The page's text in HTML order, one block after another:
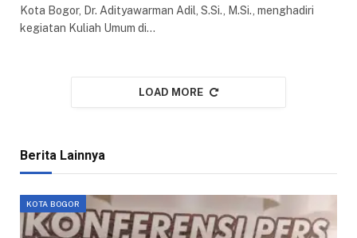
Kota Bogor, Dr. Adityawarman Adil, S.Si., M.Si., menghadiri
kegiatan Kuliah Umum di…
LOAD MORE
Berita Lainnya
KOTA BOGOR